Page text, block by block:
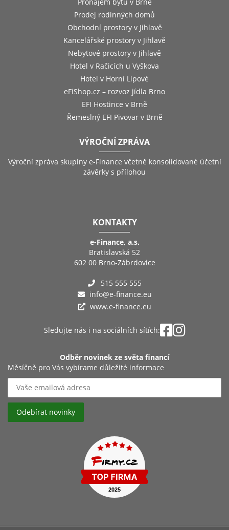
Prodej rodinných domů
Obchodní prostory v Jihlavě
Kancelářské prostory v Jihlavě
Nebytové prostory v Jihlavě
Hotel v Račicích u Vyškova
Hotel v Horní Lipové
eFiShop.cz – rozvoz jídla Brno
EFI Hostince v Brně
Řemeslný EFI Pivovar v Brně
VÝROČNÍ ZPRÁVA
Výroční zpráva skupiny e-Finance včetně konsolidované účetní
závěrky s přílohou
KONTAKTY
e-Finance, a.s.
Bratislavská 52
602 00 Brno-Zábrdovice
515 555 555
info@e-finance.eu
www.e-finance.eu
Sledujte nás i na sociálních sítích:
Odběr novinek ze světa financí
Měsíčně pro Vás vybírame důležité informace